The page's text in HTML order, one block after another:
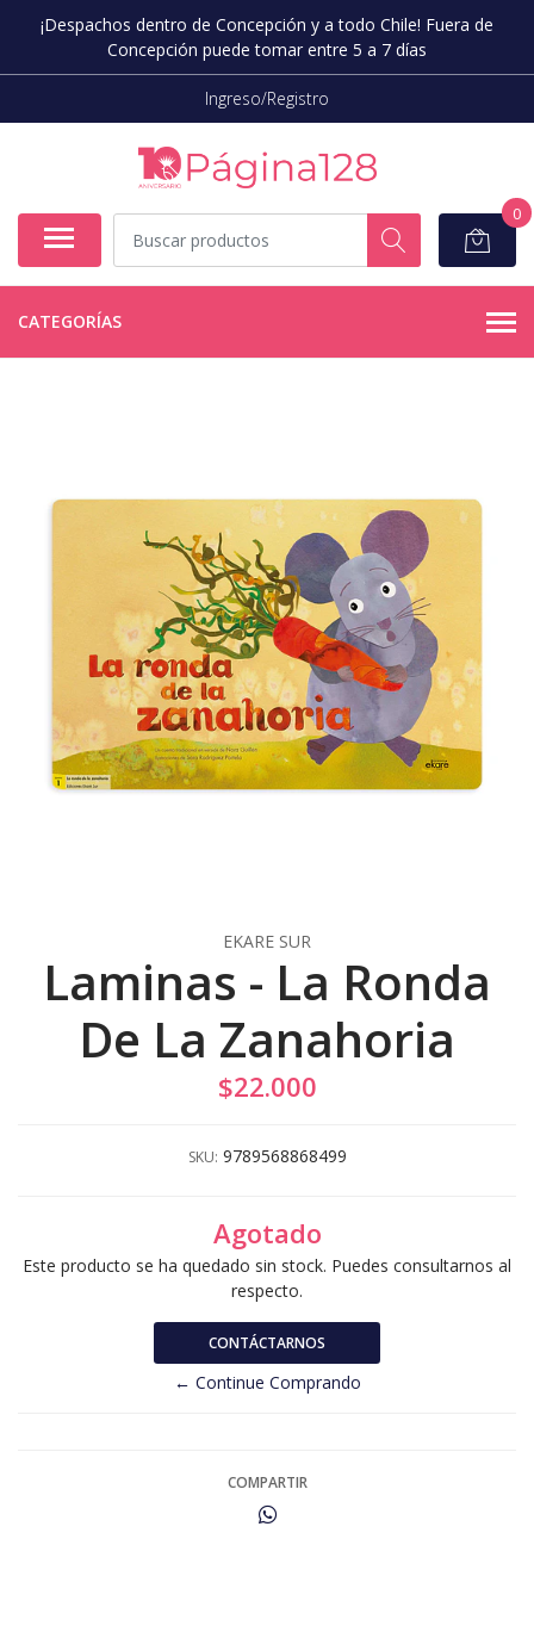
¡Despachos dentro de Concepción y a todo Chile! Fuera de
Concepción puede tomar entre 5 a 7 días
Ingreso/Registro
0
CATEGORÍAS
EKARE SUR
Laminas - La Ronda
De La Zanahoria
$22.000
SKU: 9789568868499
Agotado
Este producto se ha quedado sin stock. Puedes consultarnos al
respecto.
CONTÁCTARNOS
← Continue Comprando
COMPARTIR